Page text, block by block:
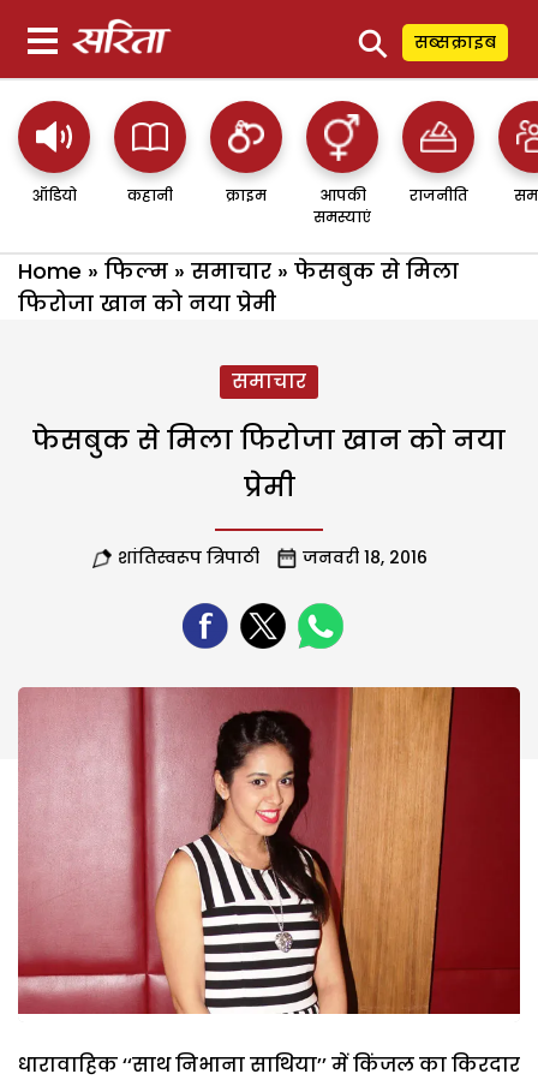
⚲ सब्सक्राइब
ऑडियो कहानी क्राइम
आपकी
समस्याएं
राजनीति
Home » फिल्म » समाचार » फेसबुक से मिला
फिरोजा खान को नया प्रेमी
समाचार
फेसबुक से मिला फिरोजा खान को नया
प्रेमी
शांतिस्वरूप त्रिपाठी जनवरी 18, 2016
धारावाहिक ‘‘साथ निभाना साथिया’’ में किंजल का किरदार